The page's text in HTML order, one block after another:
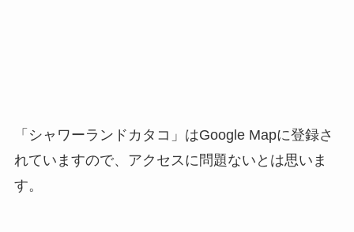
「シャワーランドカタコ」はGoogle Mapに登録さ
れていますので、アクセスに問題ないとは思いま
す。